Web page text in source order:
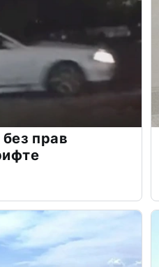
прав